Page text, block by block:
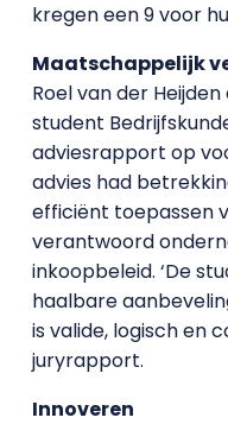
kregen een 9 voor
Maatschappelijk
Roel van der
student
adviesrapport op
advies had
efficiënt toepassen
verantwoord
inkoopbeleid. ‘De
haalbare
is valide, logisch en
juryrapport.
Innoveren